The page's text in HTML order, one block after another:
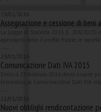
19/02/2016
Assegnazione e cessione di beni
La Legge di Stabilità 2016 (L. 208/2015)
agevolano, sotto il profilo fiscale, le
29/01/2016
Comunicazione Dati IVA 2015
Entro il 29 febbraio 2016 dovrà essere
telematica, la Comunicazione Dati IVA
21/01/2016
Nuovi obblighi rendicontazione